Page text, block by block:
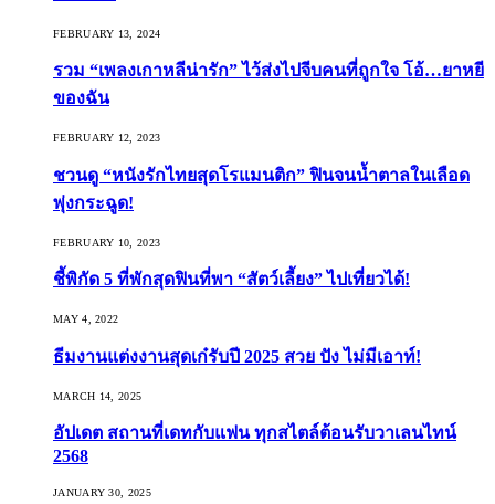
FEBRUARY 13, 2024
รวม “เพลงเกาหลีน่ารัก” ไว้ส่งไปจีบคนที่ถูกใจ โอ้…ยาหยี
ของฉัน
FEBRUARY 12, 2023
ชวนดู “หนังรักไทยสุดโรแมนติก” ฟินจนน้ำตาลในเลือด
พุ่งกระฉูด!
FEBRUARY 10, 2023
ชี้พิกัด 5 ที่พักสุดฟินที่พา “สัตว์เลี้ยง” ไปเที่ยวได้!
MAY 4, 2022
ธีมงานแต่งงานสุดเก๋รับปี 2025 สวย ปัง ไม่มีเอาท์!
MARCH 14, 2025
อัปเดต สถานที่เดทกับแฟน ทุกสไตล์ต้อนรับวาเลนไทน์
2568
JANUARY 30, 2025